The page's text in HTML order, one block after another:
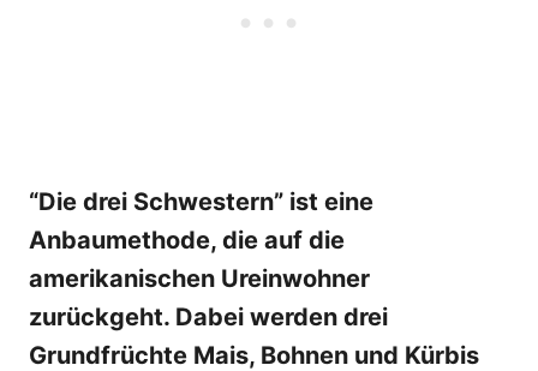
“Die drei Schwestern” ist eine
Anbaumethode, die auf die
amerikanischen Ureinwohner
zurückgeht. Dabei werden drei
Grundfrüchte Mais, Bohnen und Kürbis